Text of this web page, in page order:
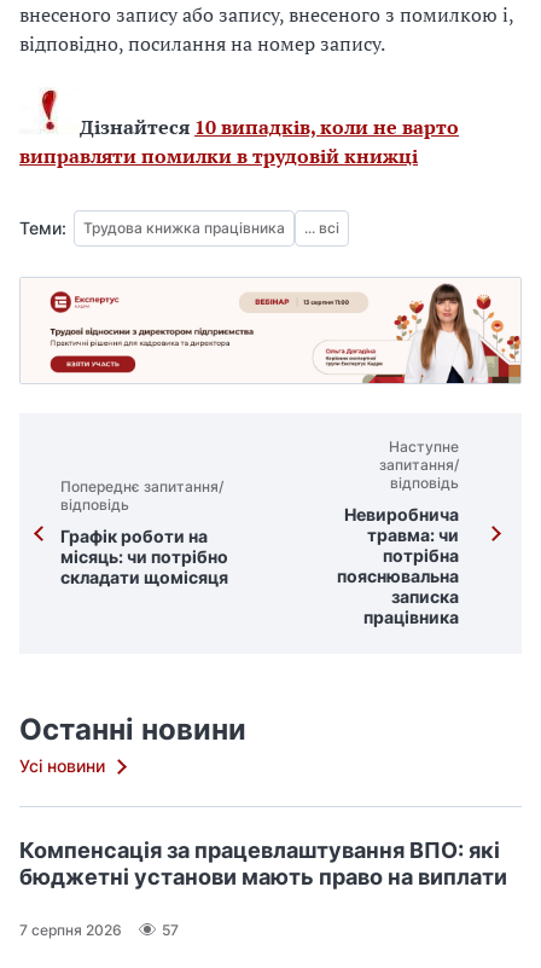
внесеного запису або запису, внесеного з помилкою і,
відповідно, посилання на номер запису.
Дізнайтеся 10 випадків, коли не варто
виправляти помилки в трудовій книжці
Теми: Трудова книжка працівника ... всі
Попереднє запитання/
відповідь
Графік роботи на
місяць: чи потрібно
складати щомісяця
Наступне
запитання/
відповідь
Невиробнича
травма: чи
потрібна
пояснювальна
записка
працівника
Останні новини
Усі новини
Компенсація за працевлаштування ВПО: які
бюджетні установи мають право на виплати
7 серпня 2026 57